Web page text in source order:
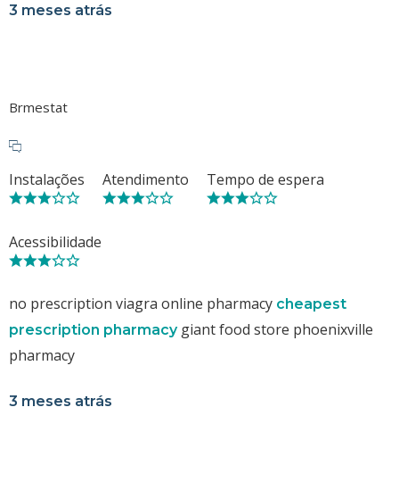
3 meses atrás
Brmestat
Instalações Atendimento Tempo de espera
Acessibilidade
no prescription viagra online pharmacy cheapest
prescription pharmacygiant food store phoenixville
pharmacy
3 meses atrás